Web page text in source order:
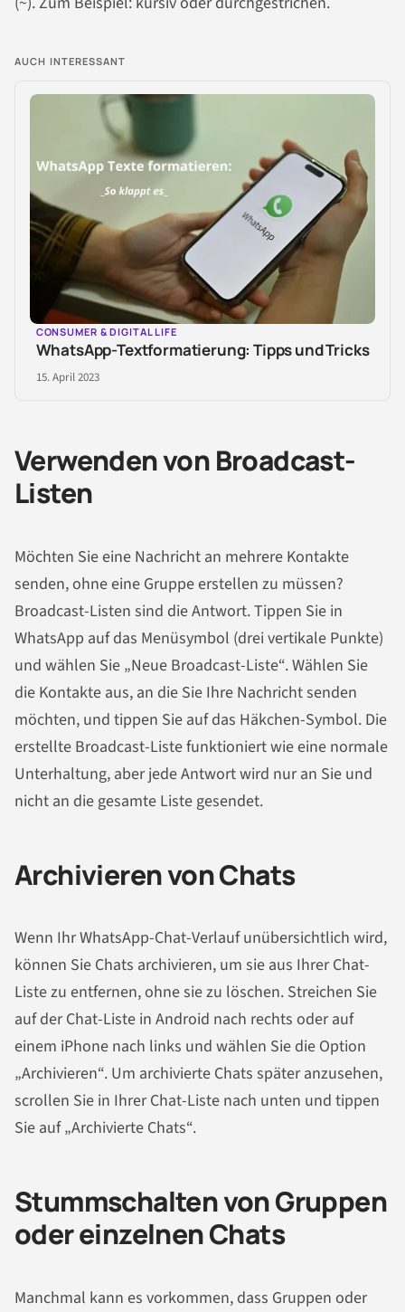
AUCH INTERESSANT
CONSUMER & DIGITAL LIFE
WhatsApp-Textformatierung: Tipps und Tricks
15. April 2023
Verwenden von Broadcast-
Listen
Möchten Sie eine Nachricht an mehrere Kontakte
senden, ohne eine Gruppe erstellen zu müssen?
Broadcast-Listen sind die Antwort. Tippen Sie in
WhatsApp auf das Menüsymbol (drei vertikale Punkte)
und wählen Sie „Neue Broadcast-Liste“. Wählen Sie
die Kontakte aus, an die Sie Ihre Nachricht senden
möchten, und tippen Sie auf das Häkchen-Symbol. Die
erstellte Broadcast-Liste funktioniert wie eine normale
Unterhaltung, aber jede Antwort wird nur an Sie und
nicht an die gesamte Liste gesendet.
Archivieren von Chats
Wenn Ihr WhatsApp-Chat-Verlauf unübersichtlich wird,
können Sie Chats archivieren, um sie aus Ihrer Chat-
Liste zu entfernen, ohne sie zu löschen. Streichen Sie
auf der Chat-Liste in Android nach rechts oder auf
einem iPhone nach links und wählen Sie die Option
„Archivieren“. Um archivierte Chats später anzusehen,
scrollen Sie in Ihrer Chat-Liste nach unten und tippen
Sie auf „Archivierte Chats“.
Stummschalten von Gruppen
oder einzelnen Chats
Manchmal kann es vorkommen, dass Gruppen oder